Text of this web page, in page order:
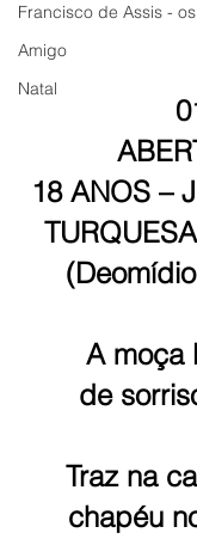
Francisco de Assis -
Amigo
Natal
18 ANOS –
A moça
de
Traz na
chapéu